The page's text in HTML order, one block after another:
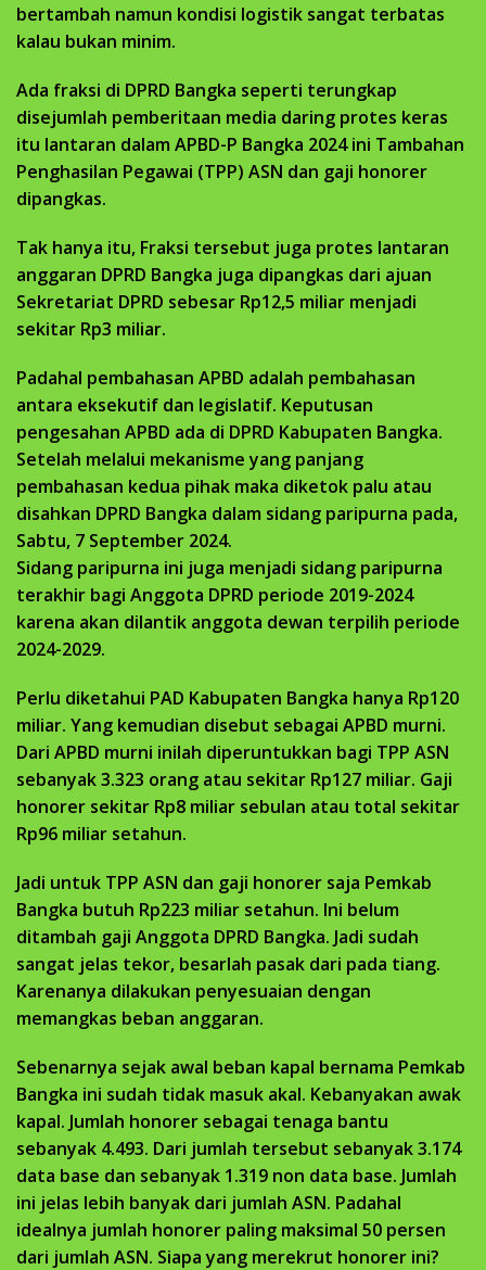
bertambah namun kondisi logistik sangat terbatas
kalau bukan minim.
Ada fraksi di DPRD Bangka seperti terungkap
disejumlah pemberitaan media daring protes keras
itu lantaran dalam APBD-P Bangka 2024 ini Tambahan
Penghasilan Pegawai (TPP) ASN dan gaji honorer
dipangkas.
Tak hanya itu, Fraksi tersebut juga protes lantaran
anggaran DPRD Bangka juga dipangkas dari ajuan
Sekretariat DPRD sebesar Rp12,5 miliar menjadi
sekitar Rp3 miliar.
Padahal pembahasan APBD adalah pembahasan
antara eksekutif dan legislatif. Keputusan
pengesahan APBD ada di DPRD Kabupaten Bangka.
Setelah melalui mekanisme yang panjang
pembahasan kedua pihak maka diketok palu atau
disahkan DPRD Bangka dalam sidang paripurna pada,
Sabtu, 7 September 2024.
Sidang paripurna ini juga menjadi sidang paripurna
terakhir bagi Anggota DPRD periode 2019-2024
karena akan dilantik anggota dewan terpilih periode
2024-2029.
Perlu diketahui PAD Kabupaten Bangka hanya Rp120
miliar. Yang kemudian disebut sebagai APBD murni.
Dari APBD murni inilah diperuntukkan bagi TPP ASN
sebanyak 3.323 orang atau sekitar Rp127 miliar. Gaji
honorer sekitar Rp8 miliar sebulan atau total sekitar
Rp96 miliar setahun.
Jadi untuk TPP ASN dan gaji honorer saja Pemkab
Bangka butuh Rp223 miliar setahun. Ini belum
ditambah gaji Anggota DPRD Bangka. Jadi sudah
sangat jelas tekor, besarlah pasak dari pada tiang.
Karenanya dilakukan penyesuaian dengan
memangkas beban anggaran.
Sebenarnya sejak awal beban kapal bernama Pemkab
Bangka ini sudah tidak masuk akal. Kebanyakan awak
kapal. Jumlah honorer sebagai tenaga bantu
sebanyak 4.493. Dari jumlah tersebut sebanyak 3.174
data base dan sebanyak 1.319 non data base. Jumlah
ini jelas lebih banyak dari jumlah ASN. Padahal
idealnya jumlah honorer paling maksimal 50 persen
dari jumlah ASN. Siapa yang merekrut honorer ini?